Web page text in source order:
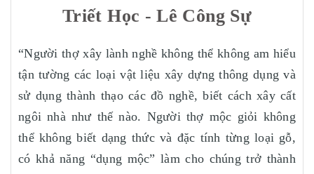
Triết Học - Lê Công Sự
“Người thợ xây lành nghề không thể không am hiểu
tận tường các loại vật liệu xây dựng thông dụng và
sử dụng thành thạo các đồ nghề, biết cách xây cất
ngôi nhà như thế nào. Người thợ mộc giỏi không
thể không biết dạng thức và đặc tính từng loại gỗ,
có khả năng “dụng mộc” làm cho chúng trở thành